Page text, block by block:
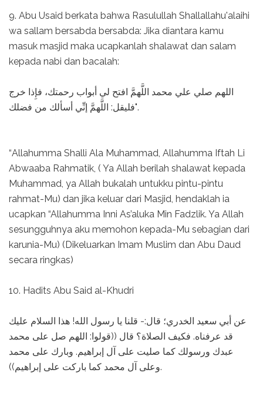
9. Abu Usaid berkata bahwa Rasulullah Shallallahu'alaihi
wa sallam bersabda bersabda: Jika diantara kamu
masuk masjid maka ucapkanlah shalawat dan salam
kepada nabi dan bacalah:
اللهم صلي علي محمد اللَّهمَّ افتح لي أبواب رحمتك، فإِذا خرج
فليقل: اللَّهمَّ إنِّي أسألك من فضلك".
“Allahumma Shalli Ala Muhammad, Allahumma Iftah Li
Abwaaba Rahmatik, ( Ya Allah berilah shalawat kepada
Muhammad, ya Allah bukalah untukku pintu-pintu
rahmat-Mu) dan jika keluar dari Masjid, hendaklah ia
ucapkan “Allahumma Inni As’aluka Min Fadzlik. Ya Allah
sesungguhnya aku memohon kepada-Mu sebagian dari
karunia-Mu) (Dikeluarkan Imam Muslim dan Abu Daud
secara ringkas)
10. Hadits Abu Said al-Khudri
عن أبي سعيد الخدري؛ قال:- قلنا يا رسول الله! هذا السلام عليك
قد عرفناه. فكيف الصلاة؟ قال ((قولوا: اللهم صل على محمد
عبدك ورسولك كما صليت على آل إبراهيم. وبارك على محمد
وعلى آل محمد كما باركت على إبراهيم)).